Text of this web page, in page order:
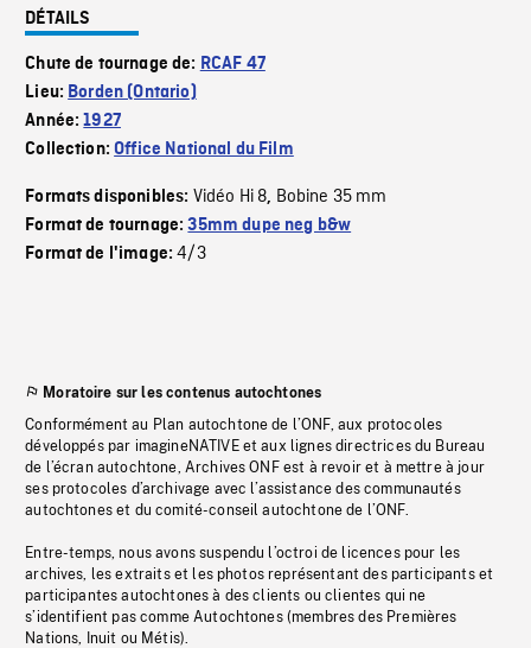
DÉTAILS
Chute de tournage de: RCAF 47
Lieu: Borden (Ontario)
Année:1927
Collection:Office National du Film
Formats disponibles: Vidéo Hi 8, Bobine 35 mm
Format de tournage:35mm dupe neg b&w
Format de l'image:4/3
Moratoire sur les contenus autochtones
Conformément au Plan autochtone de l’ONF, aux protocoles
développés par imagineNATIVE et aux lignes directrices du Bureau
de l’écran autochtone, Archives ONF est à revoir et à mettre à jour
ses protocoles d’archivage avec l’assistance des communautés
autochtones et du comité-conseil autochtone de l’ONF.
Entre-temps, nous avons suspendu l’octroi de licences pour les
archives, les extraits et les photos représentant des participants et
participantes autochtones à des clients ou clientes qui ne
s’identifient pas comme Autochtones (membres des Premières
Nations, Inuit ou Métis).